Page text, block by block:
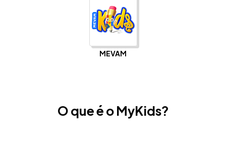
MEVAM
O que é o MyKids?